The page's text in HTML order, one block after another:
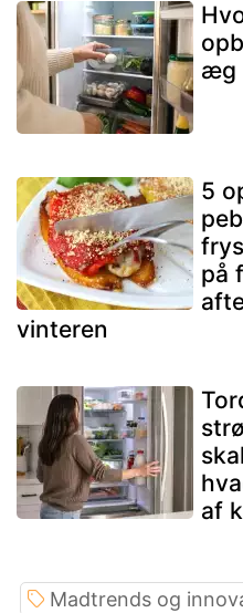
æg
5
på
vinteren
af
Madtrends og